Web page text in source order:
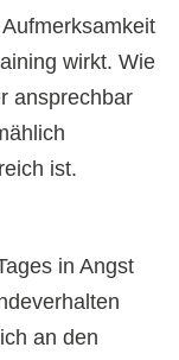
wirkt. Wie
ansprechbar
ist.
in Angst
an den